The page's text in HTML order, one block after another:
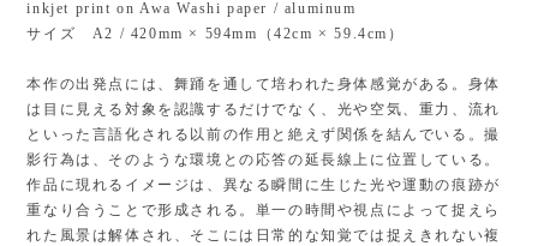
inkjet print on Awa Washi paper / aluminum
サイズ A2 / 420mm × 594mm（42cm × 59.4cm）
本作の出発点には、舞踊を通して培われた身体感覚がある。身体
は目に見える対象を認識するだけでなく、光や空気、重力、流れ
といった言語化される以前の作用と絶えず関係を結んでいる。撮
影行為は、そのような環境との応答の延長線上に位置している。
作品に現れるイメージは、異なる瞬間に生じた光や運動の痕跡が
重なり合うことで形成される。単一の時間や視点によって捉えら
れた風景は解体され、そこには日常的な知覚では捉えきれない複